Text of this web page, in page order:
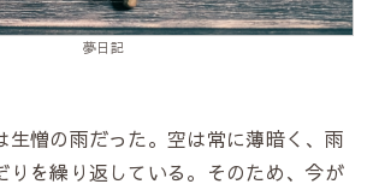
夢日記
憎の雨だった。空は常に薄暗く、雨
りを繰り返している。そのため、今が